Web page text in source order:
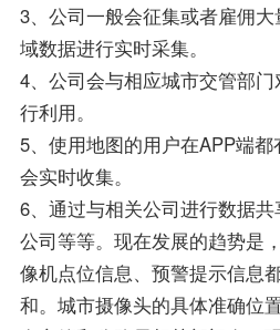
3、公司一般会征集或者雇佣
域数据进行实时采集。
4、公司会与相应城市交管部
行利用。
5、使用地图的用户在APP端
会实时收集。
6、通过与相关公司进行数据
公司等等。现在发展的趋势是
像机点位信息、预警提示信息
和。城市摄像头的具体准确位